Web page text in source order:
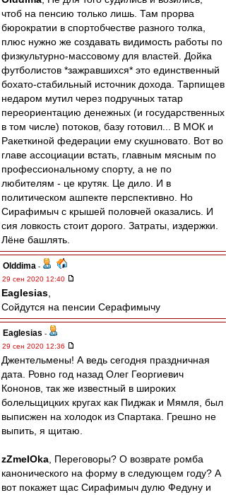
чтоб на пенсию только лишь. Там прорва
бюрократии в спортобчестве разного толка,
плюс нужно же создавать видимость работы по
физкультурно-массовому для властей. Дойка
футболистов *зажравшихся* это единственный
бохато-стабильный источник дохода. Тарпищев
недаром мутил через подручных татар
переориентацию денежных (и государственных
в том числе) потоков, базу готовил... В МОК и
Ракеткиной федерации ему скушновато. Вот во
главе ассоциации встать, главным мясным по
профессиональному спорту, а не по
любителям - це крутяк. Це дило. И в
политическом ашпекте перспективно. Но
Сирафимыч с крышей половчей оказались. И
сия ловкость стоит дорого. Затраты, издержки.
Лёне башлять.
Olddima -
29 сен 2020 12:40
Eaglesias
Сойдутся на пенсии Серафимычу
Eaglesias -
29 сен 2020 12:36
Джентельмены! А ведь сегодня праздничная
дата. Ровно год назад Олег Георгиевич
Кононов, так же известный в широких
болельщицких кругах как Пиджак и Мямля, был
выписжен на холодок из Спартака. Грешно не
выпить, я щитаю.
zZmeIOka , Переговоры? О возврате ромба
канонического на форму в следующем году? А
вот покажет щас Сирафимыч дулю Федуну и